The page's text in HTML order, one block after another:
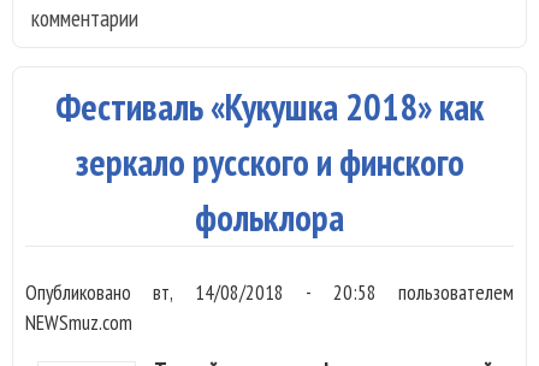
комментарии
Фестиваль «Кукушка 2018» как
зеркало русского и финского
фольклора
Опубликовановт, 14/08/2018 - 20:58 пользователем
NEWSmuz.com